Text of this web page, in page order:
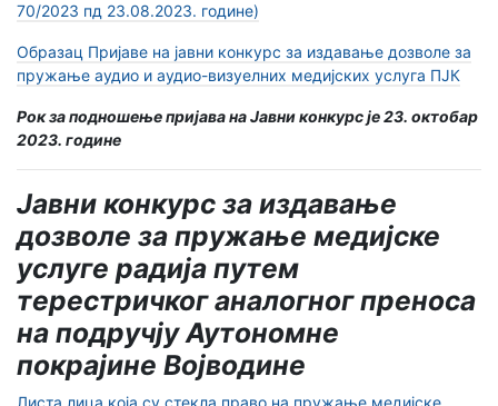
70/2023 пд 23.08.2023. године)
Образац Пријаве на јавни конкурс за издавање дозволe за
пружање аудио и аудио-визуелних медијских услуга ПЈК
Рок за подношење пријава на Јавни конкурс је 23. октобар
2023. године
Јавни конкурс за издавање
дозволе за пружање медијске
услуге радија путем
терестричког аналогног преноса
на подручју Аутономне
покрајине Војводине
Листа лица која су стекла право на пружање медијске